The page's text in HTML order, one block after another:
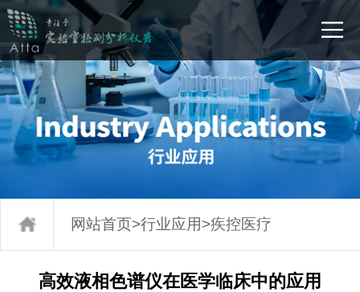
网站首页>行业应用>疾控医疗
高效液相色谱仪在医学临床中的应用